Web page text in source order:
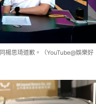
楊思琦道歉。（YouTube@娛樂好